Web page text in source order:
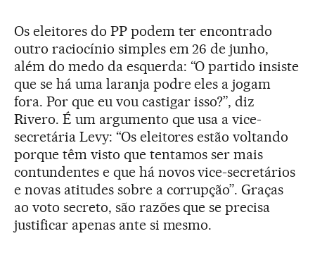
Os eleitores do PP podem ter encontrado
outro raciocínio simples em 26 de junho,
além do medo da esquerda: “O partido insiste
que se há uma laranja podre eles a jogam
fora. Por que eu vou castigar isso?”, diz
Rivero. É um argumento que usa a vice-
secretária Levy: “Os eleitores estão voltando
porque têm visto que tentamos ser mais
contundentes e que há novos vice-secretários
e novas atitudes sobre a corrupção”. Graças
ao voto secreto, são razões que se precisa
justificar apenas ante si mesmo.